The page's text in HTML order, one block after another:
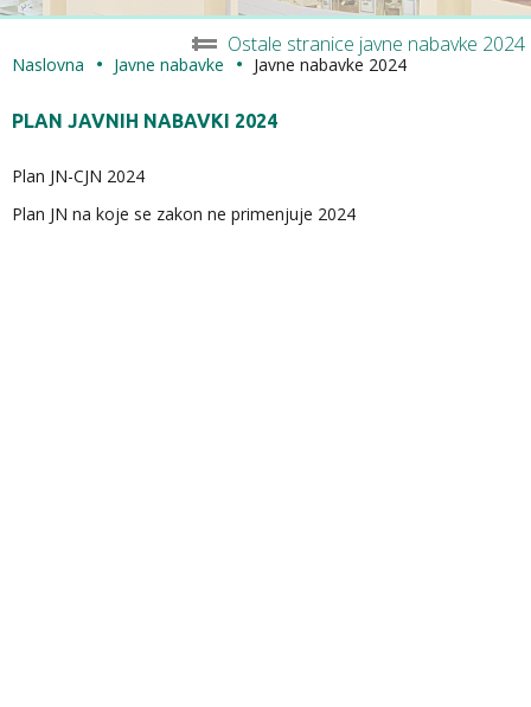
Ostale stranice javne nabavke 2024
Naslovna Javne nabavke Javne nabavke 2024
PLAN JAVNIH NABAVKI 2024
Plan JN-CJN 2024
Plan JN na koje se zakon ne primenjuje 2024